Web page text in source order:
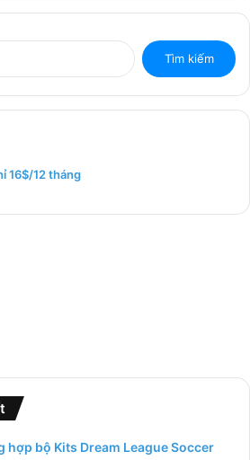
o
16$/12 tháng
hợp bộ Kits Dream League Soccer